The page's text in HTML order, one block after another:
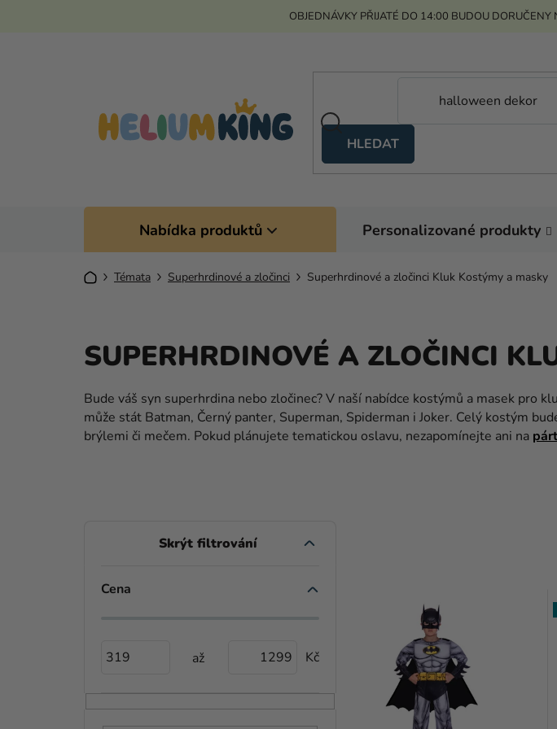
OBJEDNÁVKY PŘIJATÉ DO 14:00 BUDOU DORUČENY
HLEDAT
Nabídka produktů Personalizované produkty
Domů Témata Superhrdinové a zločinci Superhrdinové a zločinci Kluk Kostýmy a masky
SUPERHRDINOVÉ A ZLOČINCI
Bude váš syn superhrdina nebo zločinec? V naší nabídce kostýmů a masek pro
může stát Batman, Černý panter, Superman, Spiderman i Joker. Celý kostým
brýlemi či mečem. Pokud plánujete tematickou oslavu, nezapomínejte ani na
N
Cena
319 1299
V
I
S